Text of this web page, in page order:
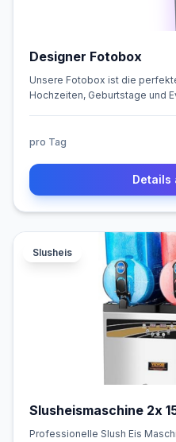
Designer Fotobox
Unsere Fotobox ist die
Hochzeiten, Geburtstage und
Aufbau und inklusive 24h
pro Tag
Details
Slusheis
Slusheismaschine 2x
Professionelle Slush Eis